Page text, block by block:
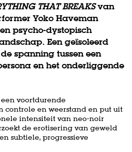
THAT BREAKSvan
Yoko Haveman
psycho-dystopisch
Een geïsoleerd
spanning tussen een
en het onderliggende
voortdurende
controle en weerstand en put uit
intensiteit van neo-noir
de erotisering van geweld
subtiele, progressieve